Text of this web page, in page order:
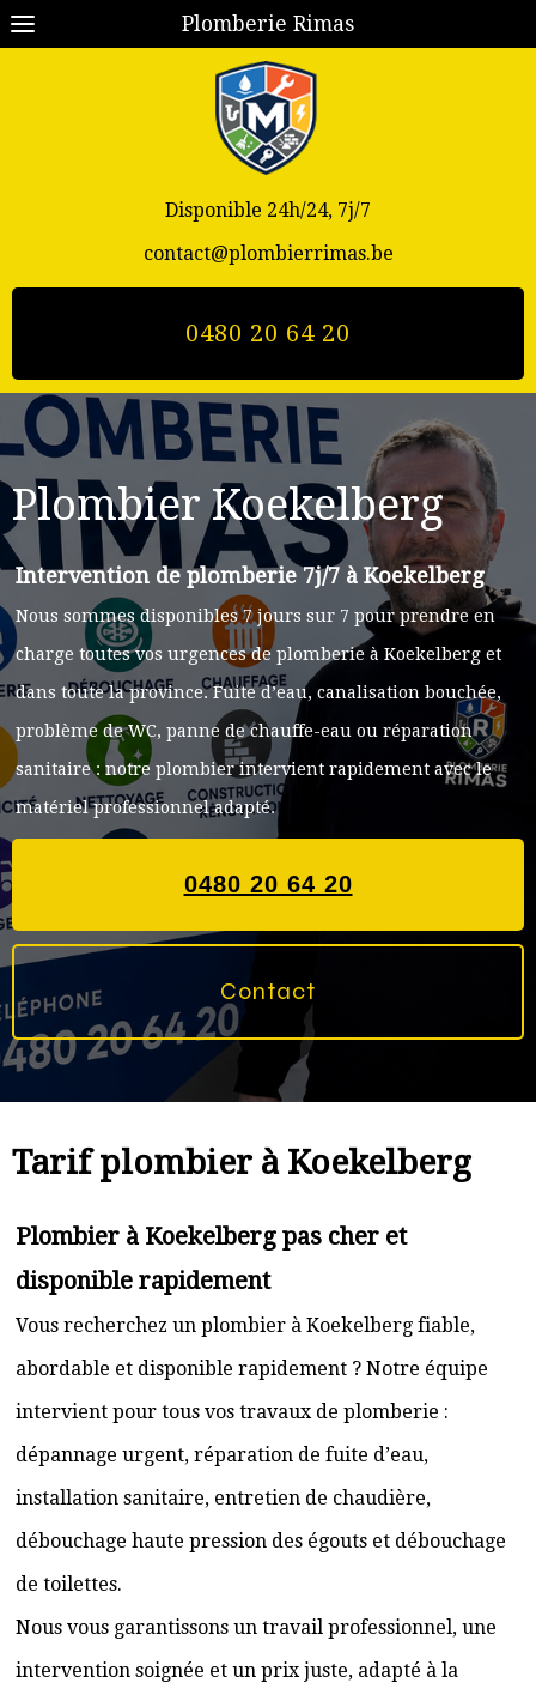
Plomberie Rimas
Disponible 24h/24, 7j/7
contact@plombierrimas.be
0480 20 64 20
PlombierKoekelberg
Intervention de plomberie 7j/7 à Koekelberg
Nous sommes disponibles 7 jours sur 7 pour prendre en
charge toutes vos urgences de plomberie à Koekelberg et
dans toute la province. Fuite d’eau, canalisation bouchée,
problème de WC, panne de chauffe-eau ou réparation
sanitaire : notre plombier intervient rapidement avec le
matériel professionnel adapté.
0480 20 64 20
Contact
Tarif plombier à Koekelberg
Plombier à Koekelberg pas cher et
disponible rapidement
Vous recherchez un plombier à Koekelberg fiable,
abordable et disponible rapidement ? Notre équipe
intervient pour tous vos travaux de plomberie :
dépannage urgent, réparation de fuite d’eau,
installation sanitaire, entretien de chaudière,
débouchage haute pression des égouts et débouchage
de toilettes.
Nous vous garantissons un travail professionnel, une
intervention soignée et un prix juste, adapté à la